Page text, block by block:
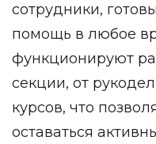
сотрудники,
помощь в любое
функционируют
секции, от
курсов, что
оставаться